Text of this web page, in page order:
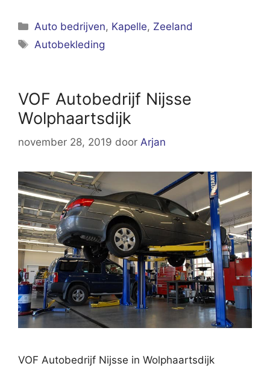
Categorieën
Auto bedrijven, Kapelle, Zeeland
Tags
Autobekleding
VOF Autobedrijf Nijsse
Wolphaartsdijk
november 28, 2019 door Arjan
VOF Autobedrijf Nijsse in Wolphaartsdijk